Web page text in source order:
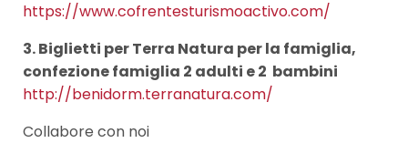
https://www.cofrentesturismoactivo.com/
3. Biglietti per Terra Natura per la famiglia,
confezione famiglia 2 adulti e 2 bambini
http://benidorm.terranatura.com/
Collabore con noi